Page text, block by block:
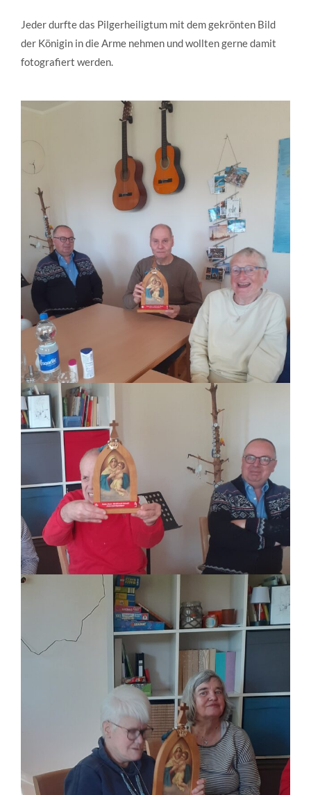
Jeder durfte das Pilgerheiligtum mit dem gekrönten Bild
der Königin in die Arme nehmen und wollten gerne damit
fotografiert werden.